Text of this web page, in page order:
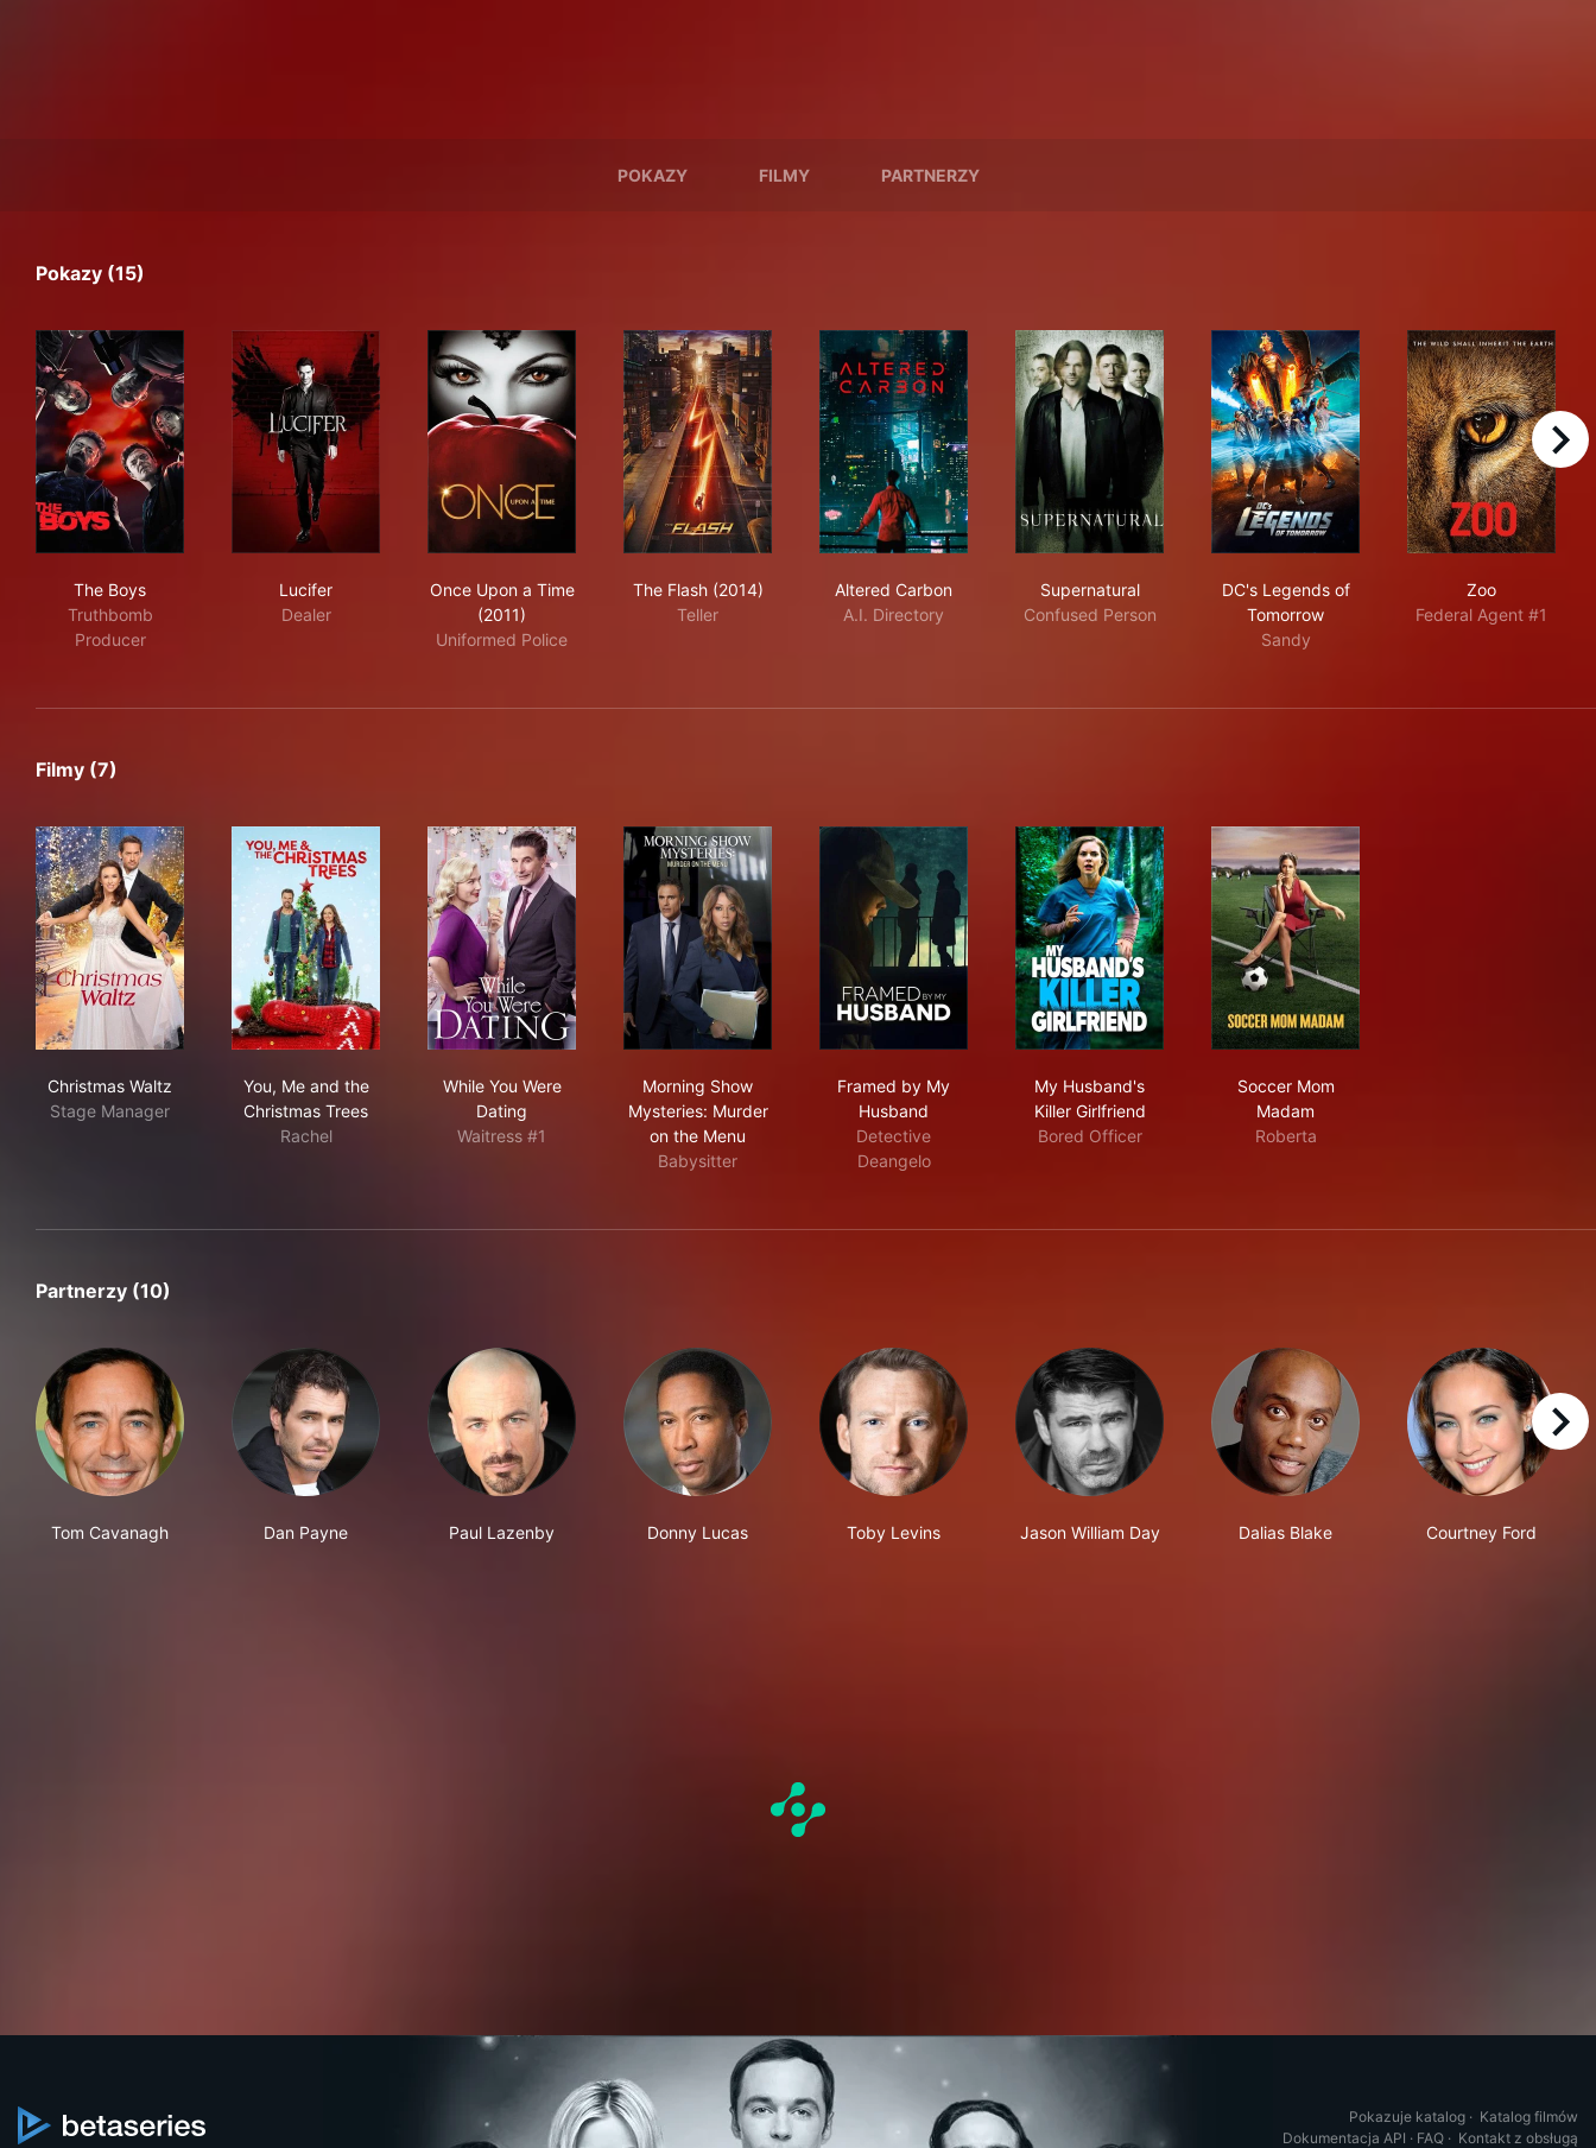
POKAZY FILMY PARTNERZY
Pokazy (15)
The Boys
Truthbomb
Producer
Lucifer
Dealer
Once Upon a Time
(2011)
Uniformed Police
The Flash (2014)
Teller
Altered Carbon
A.I. Directory
Supernatural
Confused Person
DC's Legends of
Tomorrow
Sandy
Zoo
Federal Agent #1
right
Filmy (7)
Christmas Waltz
Stage Manager
You, Me and the
Christmas Trees
Rachel
While You Were
Dating
Waitress #1
Morning Show
Mysteries: Murder
on the Menu
Babysitter
Framed by My
Husband
Detective
Deangelo
My Husband's
Killer Girlfriend
Bored Officer
Soccer Mom
Madam
Roberta
Partnerzy (10)
Tom Cavanagh Dan Payne Paul Lazenby Donny Lucas Toby Levins Jason William Day Dalias Blake Courtney Ford
right
Pokazuje katalog · Katalog filmów
Dokumentacja API · FAQ · Kontakt z obsługą